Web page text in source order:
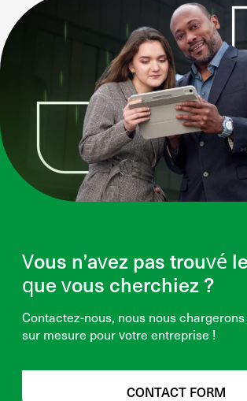
Vous n’avez pas trouvé
que vous cherchiez ?
Contactez-nous, nous nous chargerons
sur mesure pour votre entreprise !
CONTACT FORM